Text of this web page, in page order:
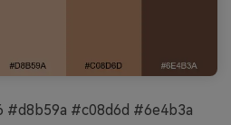
#c08d6d #6e4b3a